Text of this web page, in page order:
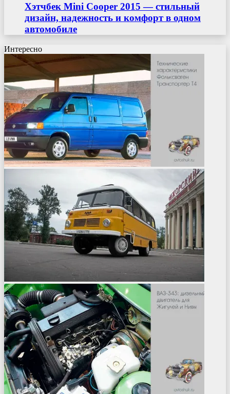
Хэтчбек Mini Cooper 2015 — стильный
дизайн, надежность и комфорт в одном
автомобиле
Интересно